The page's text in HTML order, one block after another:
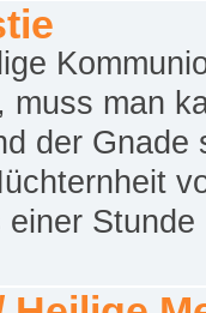
muss man
der Gnade
einer Stunde